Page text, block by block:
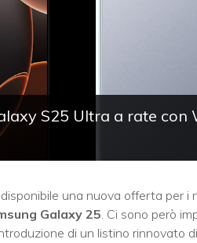
S25 Ultra a rate con
una nuova offerta per i
Galaxy 25. Ci sono però
di un listino rinnovato di